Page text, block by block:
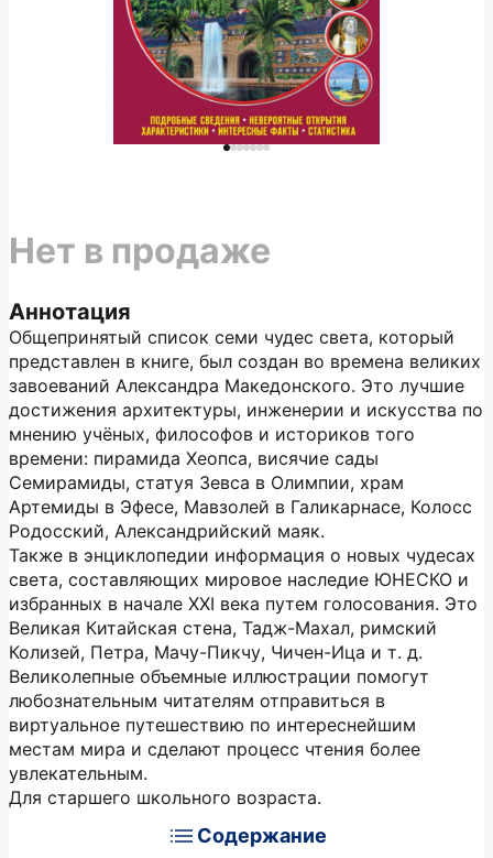
Аннотация
Общепринятый список семи чудес света, который
представлен в книге, был создан во времена великих
завоеваний Александра Македонского. Это лучшие
достижения архитектуры, инженерии и искусства по
мнению учёных, философов и историков того
времени: пирамида Хеопса, висячие сады
Семирамиды, статуя Зевса в Олимпии, храм
Артемиды в Эфесе, Мавзолей в Галикарнасе, Колосс
Родосский, Александрийский маяк.
Также в энциклопедии информация о новых чудесах
света, составляющих мировое наследие ЮНЕСКО и
избранных в начале XXI века путем голосования. Это
Великая Китайская стена, Тадж-Махал, римский
Колизей, Петра, Мачу-Пикчу, Чичен-Ица и т. д.
Великолепные объемные иллюстрации помогут
любознательным читателям отправиться в
виртуальное путешествию по интереснейшим
местам мира и сделают процесс чтения более
увлекательным.
Для старшего школьного возраста.
Содержание
Нет в продаже